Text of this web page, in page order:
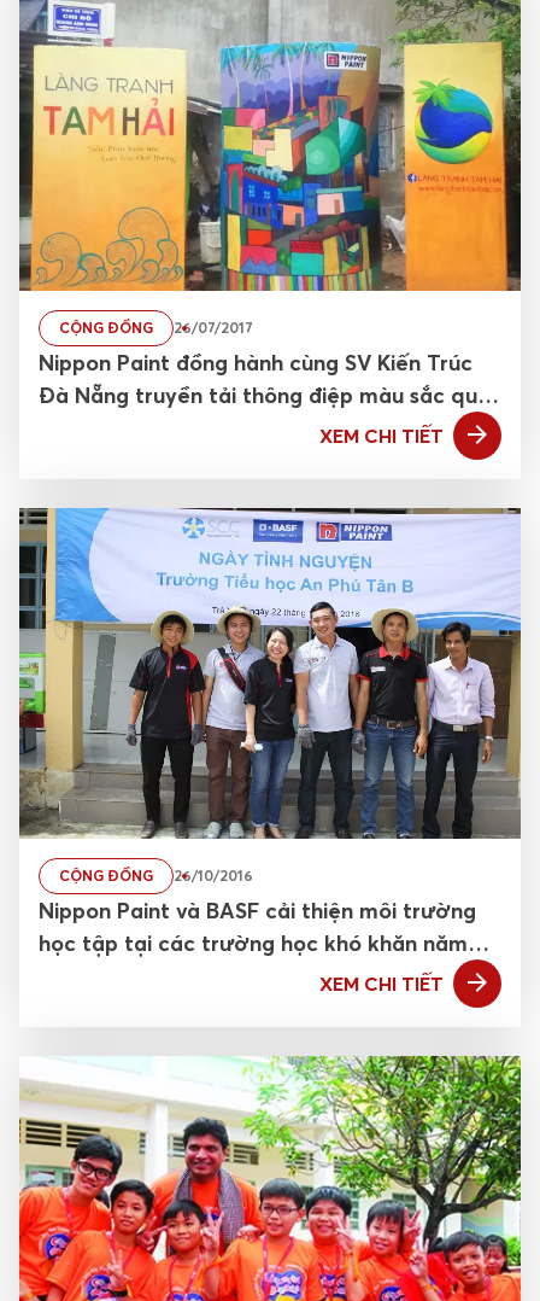
CỘNG ĐỒNG 26/07/2017
Nippon Paint đồng hành cùng SV Kiến Trúc
Đà Nẵng truyền tải thông điệp màu sắc qua
XEM CHI TIẾT
CỘNG ĐỒNG 26/10/2016
Nippon Paint và BASF cải thiện môi trường
học tập tại các trường học khó khăn năm
XEM CHI TIẾT